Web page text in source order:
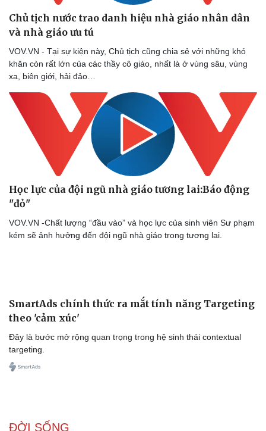
Văn hóa
Sân khấu - Điện ảnh
Âm nhạc
Di sản
Giải trí
Sao Việt
Chủ tịch nước trao danh hiệu nhà giáo nhân dân
và nhà giáo ưu tú
VOV.VN - Tại sự kiện này, Chủ tịch cũng chia sẻ với những khó
khăn còn rất lớn của các thầy cô giáo, nhất là ở vùng sâu, vùng
xa, biên giới, hải đảo…
Học lực của đội ngũ nhà giáo tương lai:Báo động
"đỏ"
VOV.VN -Chất lượng “đầu vào” và học lực của sinh viên Sư phạm
kém sẽ ảnh hưởng đến đội ngũ nhà giáo trong tương lai.